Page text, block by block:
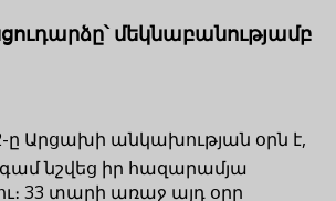
մեկնաբանությամբ
ը Արցախի անկախության օրն է,
նշվեց իր հազարամյա
33 տարի առաջ այդ օրը